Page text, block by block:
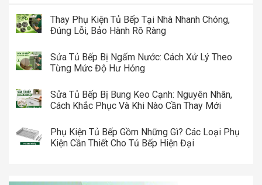
Thay Phụ Kiện Tủ Bếp Tại Nhà Nhanh Chóng,
Đúng Lỗi, Bảo Hành Rõ Ràng
Sửa Tủ Bếp Bị Ngấm Nước: Cách Xử Lý Theo
Từng Mức Độ Hư Hỏng
Sửa Tủ Bếp Bị Bung Keo Cạnh: Nguyên Nhân,
Cách Khắc Phục Và Khi Nào Cần Thay Mới
Phụ Kiện Tủ Bếp Gồm Những Gì? Các Loại Phụ
Kiện Cần Thiết Cho Tủ Bếp Hiện Đại